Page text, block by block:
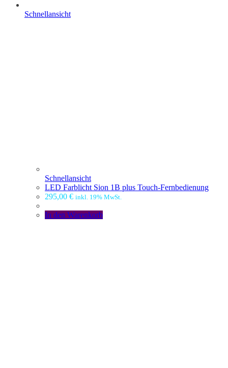
Schnellansicht
Schnellansicht
LED Farblicht Sion 1B plus Touch-Fernbedienung
295,00 € inkl. 19% MwSt.
In den Warenkorb